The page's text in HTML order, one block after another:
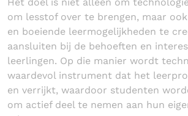
om lesstof over te brengen, maar
en boeiende leermogelijkheden te
aansluiten bij de behoeften en
leerlingen. Op die manier wordt
waardevol instrument dat het
en verrijkt, waardoor studenten
om actief deel te nemen aan hun